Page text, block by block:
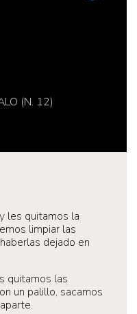
(N. 12)
les quitamos la
limpiar las
dejado en
quitamos las
un palillo, sacamos